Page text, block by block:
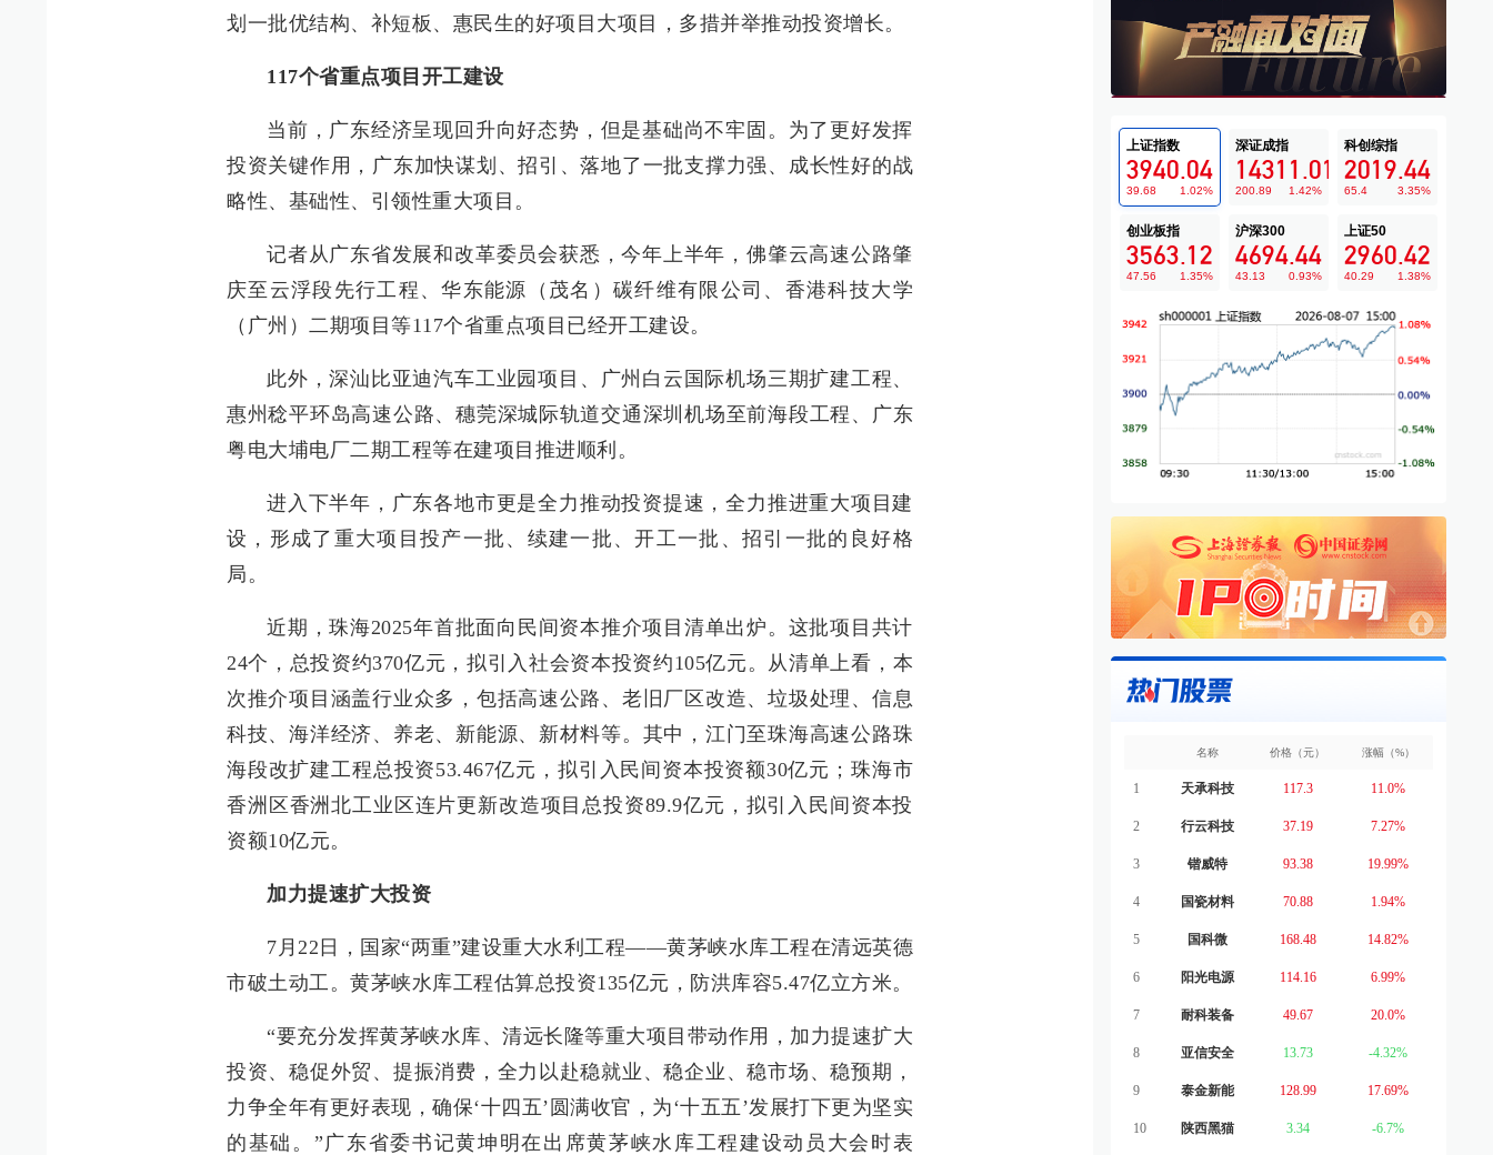
划一批优结构、补短板、惠民生的好项目大项目，多措并举推动投资增长。
117个省重点项目开工建设
当前，广东经济呈现回升向好态势，但是基础尚不牢固。为了更好发挥
投资关键作用，广东加快谋划、招引、落地了一批支撑力强、成长性好的战
略性、基础性、引领性重大项目。
记者从广东省发展和改革委员会获悉，今年上半年，佛肇云高速公路肇
庆至云浮段先行工程、华东能源（茂名）碳纤维有限公司、香港科技大学
（广州）二期项目等117个省重点项目已经开工建设。
此外，深汕比亚迪汽车工业园项目、广州白云国际机场三期扩建工程、
惠州稔平环岛高速公路、穗莞深城际轨道交通深圳机场至前海段工程、广东
粤电大埔电厂二期工程等在建项目推进顺利。
进入下半年，广东各地市更是全力推动投资提速，全力推进重大项目建
设，形成了重大项目投产一批、续建一批、开工一批、招引一批的良好格
局。
近期，珠海2025年首批面向民间资本推介项目清单出炉。这批项目共计
24个，总投资约370亿元，拟引入社会资本投资约105亿元。从清单上看，本
次推介项目涵盖行业众多，包括高速公路、老旧厂区改造、垃圾处理、信息
科技、海洋经济、养老、新能源、新材料等。其中，江门至珠海高速公路珠
海段改扩建工程总投资53.467亿元，拟引入民间资本投资额30亿元；珠海市
香洲区香洲北工业区连片更新改造项目总投资89.9亿元，拟引入民间资本投
资额10亿元。
加力提速扩大投资
7月22日，国家“两重”建设重大水利工程——黄茅峡水库工程在清远英德
市破土动工。黄茅峡水库工程估算总投资135亿元，防洪库容5.47亿立方米。
“要充分发挥黄茅峡水库、清远长隆等重大项目带动作用，加力提速扩大
投资、稳促外贸、提振消费，全力以赴稳就业、稳企业、稳市场、稳预期，
力争全年有更好表现，确保‘十四五’圆满收官，为‘十五五’发展打下更为坚实
的基础。”广东省委书记黄坤明在出席黄茅峡水库工程建设动员大会时表
上证指数
3940.04
39.68 1.02%
深证成指
14311.01
200.89 1.42%
科创综指
2019.44
65.4 3.35%
创业板指
3563.12
47.56 1.35%
沪深300
4694.44
43.13 0.93%
上证50
2960.42
40.29 1.38%
名称 价格（元） 涨幅（%）
1 天承科技 117.3 11.0%
2 行云科技 37.19 7.27%
3 锴威特 93.38 19.99%
4 国瓷材料 70.88 1.94%
5 国科微 168.48 14.82%
6 阳光电源 114.16 6.99%
7 耐科装备 49.67 20.0%
8 亚信安全 13.73 -4.32%
9 泰金新能 128.99 17.69%
10 陕西黑猫 3.34 -6.7%